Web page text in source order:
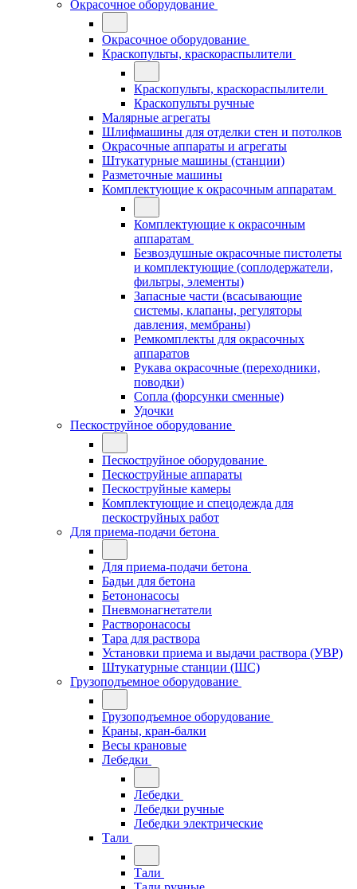
Окрасочное оборудование
Окрасочное оборудование
Краскопульты, краскораспылители
Краскопульты, краскораспылители
Краскопульты ручные
Малярные агрегаты
Шлифмашины для отделки стен и потолков
Окрасочные аппараты и агрегаты
Штукатурные машины (станции)
Разметочные машины
Комплектующие к окрасочным аппаратам
Комплектующие к окрасочным
аппаратам
Безвоздушные окрасочные пистолеты
и комплектующие (соплодержатели,
фильтры, элементы)
Запасные части (всасывающие
системы, клапаны, регуляторы
давления, мембраны)
Ремкомплекты для окрасочных
аппаратов
Рукава окрасочные (переходники,
поводки)
Сопла (форсунки сменные)
Удочки
Пескоструйное оборудование
Пескоструйное оборудование
Пескоструйные аппараты
Пескоструйные камеры
Комплектующие и спецодежда для
пескоструйных работ
Для приема-подачи бетона
Для приема-подачи бетона
Бадьи для бетона
Бетононасосы
Пневмонагнетатели
Растворонасосы
Тара для раствора
Установки приема и выдачи раствора (УВР)
Штукатурные станции (ШС)
Грузоподъемное оборудование
Грузоподъемное оборудование
Краны, кран-балки
Весы крановые
Лебедки
Лебедки
Лебедки ручные
Лебедки электрические
Тали
Тали